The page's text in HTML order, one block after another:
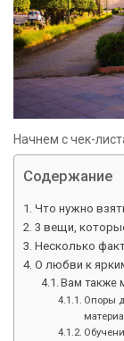
Начнем с чек-
Содержание
Что нужно
3 вещи,
Несколько
О любви к
Вам также
Опоры